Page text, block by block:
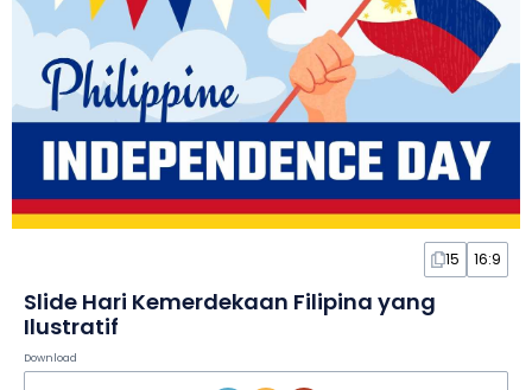
15 16:9
Slide Hari Kemerdekaan Filipina yang
Ilustratif
Download